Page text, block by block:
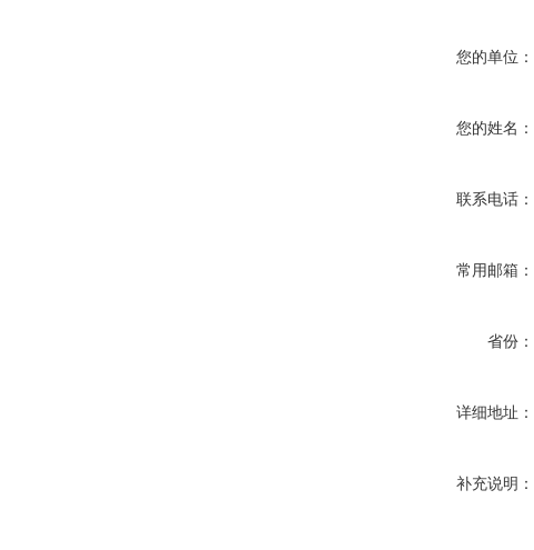
您的单位：
您的姓名：
联系电话：
常用邮箱：
省份：
详细地址：
补充说明：